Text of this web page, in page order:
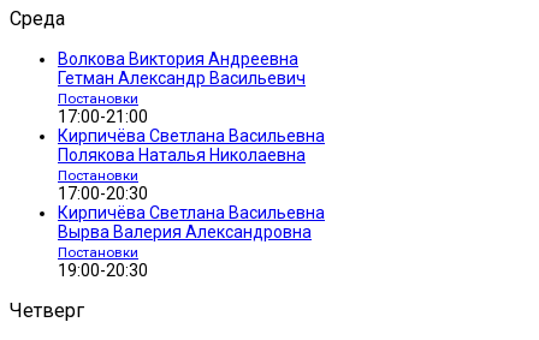
Среда
Волкова Виктория Андреевна
Гетман Александр Васильевич
Постановки
17:00-21:00
Кирпичёва Светлана Васильевна
Полякова Наталья Николаевна
Постановки
17:00-20:30
Кирпичёва Светлана Васильевна
Вырва Валерия Александровна
Постановки
19:00-20:30
Четверг